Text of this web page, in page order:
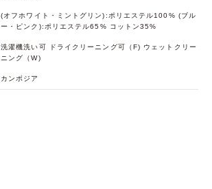
(オフホワイト・ミントグリン):ポリエステル100% (ブル
ー・ピンク):ポリエステル65% コットン35%
洗濯機洗い可 ドライクリーニング可（F) ウェットクリー
ニング（W)
カンボジア